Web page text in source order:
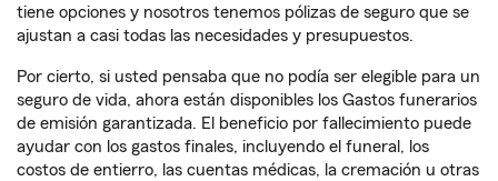
tiene opciones y nosotros tenemos pólizas de seguro que se
ajustan a casi todas las necesidades y presupuestos.
Por cierto, si usted pensaba que no podía ser elegible para un
seguro de vida, ahora están disponibles los Gastos funerarios
de emisión garantizada. El beneficio por fallecimiento puede
ayudar con los gastos finales, incluyendo el funeral, los
costos de entierro, las cuentas médicas, la cremación u otras